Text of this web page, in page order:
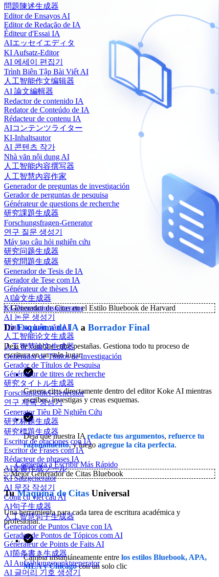
問題陳述生成器
Editor de Ensayos AI
Editor de Redação de IA
Éditeur d'Essai IA
AIエッセイエディタ
KI Aufsatz-Editor
AI 에세이 편집기
Trình Biên Tập Bài Viết AI
人工智能作文编辑器
AI 論文編輯器
Redactor de contenido IA
Redator de Conteúdo de IA
Rédacteur de contenu IA
AIコンテンツライター
KI-Inhaltsautor
AI 콘텐츠 작가
Nhà văn nội dung AI
人工智能内容撰写器
人工智慧內容作家
Generador de preguntas de investigación
Gerador de perguntas de pesquisa
Générateur de questions de recherche
研究課題生成器
Forschungsfragen-Generator
연구 질문 생성기
Máy tạo câu hỏi nghiên cứu
研究问题生成器
研究問題生成器
Generador de Tesis de IA
Gerador de Tese com IA
Générateur de thèses IA
AI論文生成器
KI-Dissertationsgenerator
AI 논문 생성기
Trình tạo luận văn AI
人工智能论文生成器
人工智慧論文生成器
Generador de Títulos de Investigación
Gerador de Títulos de Pesquisa
Générateur de titres de recherche
研究タイトル生成器
Forschungstitel-Generator
연구 제목 생성기
Generator Tiêu Đề Nghiên Cứu
研究标题生成器
研究標題生成器
Escritor de oraciones con IA
Escritor de Frases com IA
Rédacteur de phrases IA
AI文書作成ツール
KI Satzgenerator
AI 문장 작성기
Công cụ viết câu AI
AI句子生成器
人工智慧句子生成器
Generador de Puntos Clave con IA
Gerador de Pontos de Tópicos com AI
Générateur de Points de Faits AI
AI箇条書き生成器
AI Aufzählungspunktgenerator
AI 글머리 기호 생성기
✨Generador de Citas en el Estilo Bluebook de Harvard
DeEsquema de IA a Borrador Final
Deja de cambiar entre pestañas. Gestiona todo tu proceso de
escritura en un solo lugar.
Genera citas directamente dentro del editor Koke AI mientras
escribes, investigas y creas esquemas.
Deja que nuestra IA redacte tus argumentos, refuerce tu
razonamiento, y luego agregue la cita perfecta.
Comienza a Escribir Más Rápido
✨Mejor Generador de Citas Bluebook
TuMáquina de Citas Universal
Una herramienta para cada tarea de escritura académica y
profesional.
Cambia instantáneamente entre los estilos Bluebook, APA,
MLA y Chicagocon un solo clic